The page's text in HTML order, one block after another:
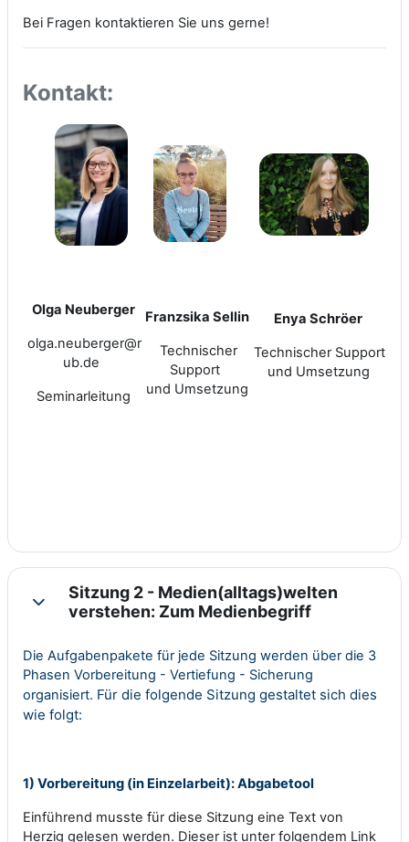
Bei Fragen kontaktieren Sie uns gerne!
Kontakt:
Olga Neuberger
olga.neuberger@r
ub.de
Seminarleitung
Franzsika Sellin
Technischer
Support
und Umsetzung
Enya Schröer
Technischer Support
und Umsetzung
Einklappen
Sitzung 2 - Medien(alltags)welten
verstehen: Zum Medienbegriff
Die Aufgabenpakete für jede Sitzung werden über die 3
Phasen Vorbereitung - Vertiefung - Sicherung
organisiert. Für die folgende Sitzung gestaltet sich dies
wie folgt:
1) Vorbereitung (in Einzelarbeit): Abgabetool
Einführend musste für diese Sitzung eine Text von
Herzig gelesen werden. Dieser ist unter folgendem Link